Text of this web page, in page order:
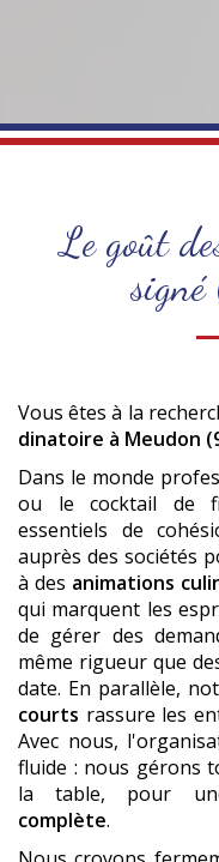
Le goût
signé
Vous êtes à la
dinatoire à Meudon
Dans le monde
ou le cocktail de
essentiels de
auprès des sociétés
à des animations
qui marquent les
de gérer des
même rigueur que
date. En parallèle,
courts rassure les
Avec nous,
fluide : nous gérons
la table, pour
complète.